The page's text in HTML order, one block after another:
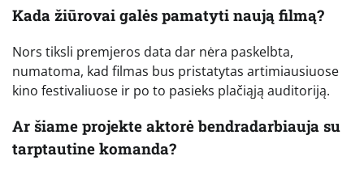
Kada žiūrovai galės pamatyti naują filmą?
Nors tiksli premjeros data dar nėra paskelbta,
numatoma, kad filmas bus pristatytas artimiausiuose
kino festivaliuose ir po to pasieks plačiąją auditoriją.
Ar šiame projekte aktorė bendradarbiauja su
tarptautine komanda?